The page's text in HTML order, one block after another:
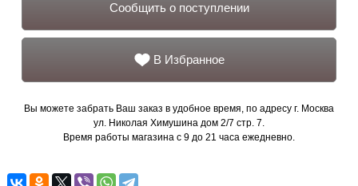
Сообщить о поступлении
В Избранное
Вы можете забрать Ваш заказ в удобное время, по адресу г. Москва
ул. Николая Химушина дом 2/7 стр. 7.
Время работы магазина с 9 до 21 часа ежедневно.